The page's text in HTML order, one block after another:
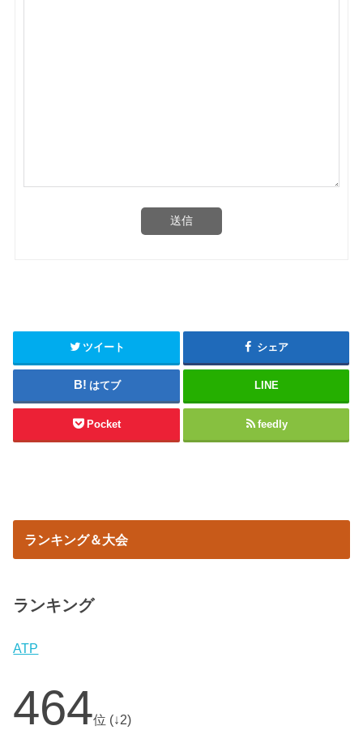
送信
ツイート シェア
はてブ LINE
Pocket feedly
ランキング＆大会
ランキング
ATP
464位 (↓2)